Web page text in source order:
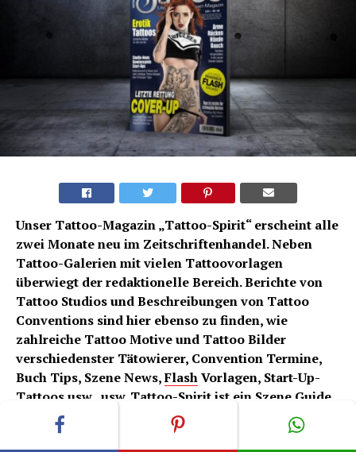
Unser Tattoo-Magazin „Tattoo-Spirit“ erscheint alle
zwei Monate neu im Zeitschriftenhandel. Neben
Tattoo-Galerien mit vielen Tattoovorlagen
überwiegt der redaktionelle Bereich. Berichte von
Tattoo Studios und Beschreibungen von Tattoo
Conventions sind hier ebenso zu finden, wie
zahlreiche Tattoo Motive und Tattoo Bilder
verschiedenster Tätowierer, Convention Termine,
Buch Tips, Szene News,FlashVorlagen, Start-Up-
Tattoos usw., usw. Tattoo-Spirit ist ein Szene Guide
für alle, die sich für coole Tattoos und die
dazugehörigen Randthemen interessieren.